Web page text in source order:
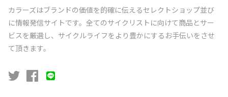
カラーズはブランドの価値を的確に伝えるセレクトショップ並び
に情報発信サイトです。全てのサイクリストに向けて商品とサー
ビスを厳選し、サイクルライフをより豊かにするお手伝いをさせ
て頂きます。